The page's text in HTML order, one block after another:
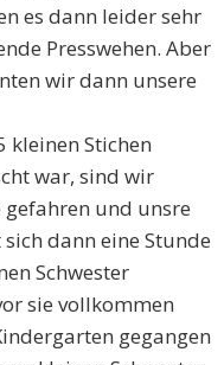
es dann leider sehr
Presswehen. Aber
wir dann unsere
kleinen Stichen
war, sind wir
und unsre
dann eine Stunde
Schwester
sie vollkommen
gegangen